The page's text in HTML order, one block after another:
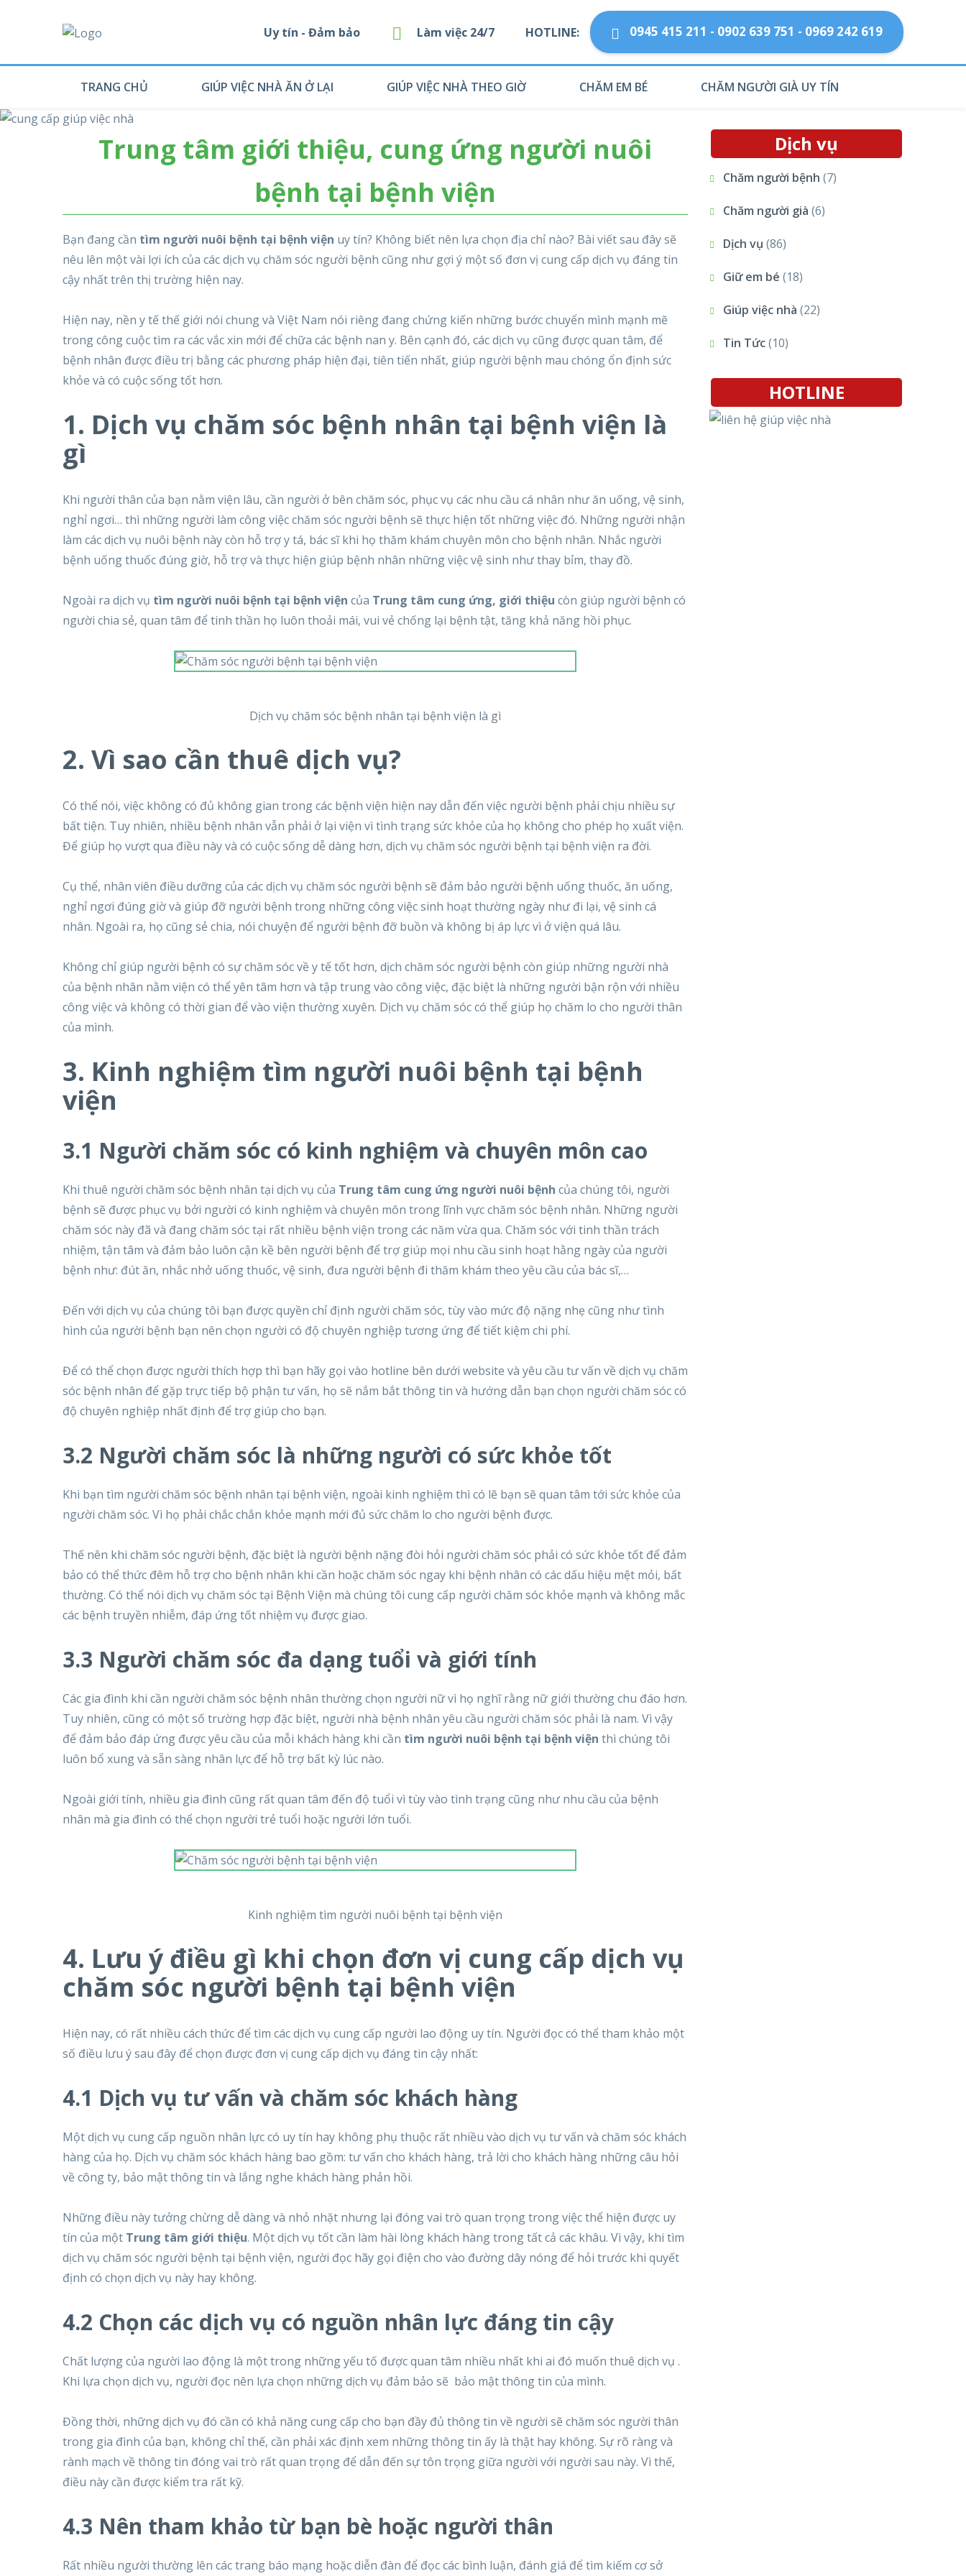
Uy tín - Đảm bảo Làm việc 24/7 HOTLINE: 0945 415 211 - 0902 639 751 - 0969 242 619
TRANG CHỦ GIÚP VIỆC NHÀ ĂN Ở LẠI GIÚP VIỆC NHÀ THEO GIỜ CHĂM EM BÉ CHĂM NGƯỜI GIÀ UY TÍN
Trung tâm giới thiệu, cung ứng người nuôi
bệnh tại bệnh viện
Bạn đang cần tìm người nuôi bệnh tại bệnh viện uy tín? Không biết nên lựa chọn địa chỉ nào? Bài viết sau đây sẽ
nêu lên một vài lợi ích của các dịch vụ chăm sóc người bệnh cũng như gợi ý một số đơn vị cung cấp dịch vụ đáng tin
cậy nhất trên thị trường hiện nay.
Hiện nay, nền y tế thế giới nói chung và Việt Nam nói riêng đang chứng kiến những bước chuyển mình mạnh mẽ
trong công cuộc tìm ra các vắc xin mới để chữa các bệnh nan y. Bên cạnh đó, các dịch vụ cũng được quan tâm, để
bệnh nhân được điều trị bằng các phương pháp hiện đại, tiên tiến nhất, giúp người bệnh mau chóng ổn định sức
khỏe và có cuộc sống tốt hơn.
1. Dịch vụ chăm sóc bệnh nhân tại bệnh viện là
gì
Khi người thân của bạn nằm viện lâu, cần người ở bên chăm sóc, phục vụ các nhu cầu cá nhân như ăn uống, vệ sinh,
nghỉ ngơi… thì những người làm công việc chăm sóc người bệnh sẽ thực hiện tốt những việc đó. Những người nhận
làm các dịch vụ nuôi bệnh này còn hỗ trợ y tá, bác sĩ khi họ thăm khám chuyên môn cho bệnh nhân. Nhắc người
bệnh uống thuốc đúng giờ, hỗ trợ và thực hiện giúp bệnh nhân những việc vệ sinh như thay bỉm, thay đồ.
Ngoài ra dịch vụ tìm người nuôi bệnh tại bệnh viện của Trung tâm cung ứng, giới thiệu còn giúp người bệnh có
người chia sẻ, quan tâm để tinh thần họ luôn thoải mái, vui vẻ chống lại bệnh tật, tăng khả năng hồi phục.
Dịch vụ chăm sóc bệnh nhân tại bệnh viện là gì
2. Vì sao cần thuê dịch vụ?
Có thể nói, việc không có đủ không gian trong các bệnh viện hiện nay dẫn đến việc người bệnh phải chịu nhiều sự
bất tiện. Tuy nhiên, nhiều bệnh nhân vẫn phải ở lại viện vì tình trạng sức khỏe của họ không cho phép họ xuất viện.
Để giúp họ vượt qua điều này và có cuộc sống dễ dàng hơn, dịch vụ chăm sóc người bệnh tại bệnh viện ra đời.
Cụ thể, nhân viên điều dưỡng của các dịch vụ chăm sóc người bệnh sẽ đảm bảo người bệnh uống thuốc, ăn uống,
nghỉ ngơi đúng giờ và giúp đỡ người bệnh trong những công việc sinh hoạt thường ngày như đi lại, vệ sinh cá
nhân. Ngoài ra, họ cũng sẻ chia, nói chuyện để người bệnh đỡ buồn và không bị áp lực vì ở viện quá lâu.
Không chỉ giúp người bệnh có sự chăm sóc về y tế tốt hơn, dịch chăm sóc người bệnh còn giúp những người nhà
của bệnh nhân nằm viện có thể yên tâm hơn và tập trung vào công việc, đặc biệt là những người bận rộn với nhiều
công việc và không có thời gian để vào viện thường xuyên. Dịch vụ chăm sóc có thể giúp họ chăm lo cho người thân
của mình.
3. Kinh nghiệm tìm người nuôi bệnh tại bệnh
viện
3.1 Người chăm sóc có kinh nghiệm và chuyên môn cao
Khi thuê người chăm sóc bệnh nhân tại dịch vụ của Trung tâm cung ứng người nuôi bệnh của chúng tôi, người
bệnh sẽ được phục vụ bởi người có kinh nghiệm và chuyên môn trong lĩnh vực chăm sóc bệnh nhân. Những người
chăm sóc này đã và đang chăm sóc tại rất nhiều bệnh viện trong các năm vừa qua. Chăm sóc với tinh thần trách
nhiệm, tận tâm và đảm bảo luôn cận kề bên người bệnh để trợ giúp mọi nhu cầu sinh hoạt hằng ngày của người
bệnh như: đút ăn, nhắc nhở uống thuốc, vệ sinh, đưa người bệnh đi thăm khám theo yêu cầu của bác sĩ,…
Đến với dịch vụ của chúng tôi bạn được quyền chỉ định người chăm sóc, tùy vào mức độ nặng nhẹ cũng như tình
hình của người bệnh bạn nên chọn người có độ chuyên nghiệp tương ứng để tiết kiệm chi phí.
Để có thể chọn được người thích hợp thì bạn hãy gọi vào hotline bên dưới website và yêu cầu tư vấn về dịch vụ chăm
sóc bệnh nhân để gặp trực tiếp bộ phận tư vấn, họ sẽ nắm bắt thông tin và hướng dẫn bạn chọn người chăm sóc có
độ chuyên nghiệp nhất định để trợ giúp cho bạn.
3.2 Người chăm sóc là những người có sức khỏe tốt
Khi bạn tìm người chăm sóc bệnh nhân tại bệnh viện, ngoài kinh nghiệm thì có lẽ bạn sẽ quan tâm tới sức khỏe của
người chăm sóc. Vì họ phải chắc chắn khỏe mạnh mới đủ sức chăm lo cho người bệnh được.
Thế nên khi chăm sóc người bệnh, đặc biệt là người bệnh nặng đòi hỏi người chăm sóc phải có sức khỏe tốt để đảm
bảo có thể thức đêm hỗ trợ cho bệnh nhân khi cần hoặc chăm sóc ngay khi bệnh nhân có các dấu hiệu mệt mỏi, bất
thường. Có thể nói dịch vụ chăm sóc tại Bệnh Viện mà chúng tôi cung cấp người chăm sóc khỏe mạnh và không mắc
các bệnh truyền nhiễm, đáp ứng tốt nhiệm vụ được giao.
3.3 Người chăm sóc đa dạng tuổi và giới tính
Các gia đình khi cần người chăm sóc bệnh nhân thường chọn người nữ vì họ nghĩ rằng nữ giới thường chu đáo hơn.
Tuy nhiên, cũng có một số trường hợp đặc biệt, người nhà bệnh nhân yêu cầu người chăm sóc phải là nam. Vì vậy
để đảm bảo đáp ứng được yêu cầu của mỗi khách hàng khi cần tìm người nuôi bệnh tại bệnh viện thì chúng tôi
luôn bổ xung và sẵn sàng nhân lực để hỗ trợ bất kỳ lúc nào.
Ngoài giới tính, nhiều gia đình cũng rất quan tâm đến độ tuổi vì tùy vào tình trạng cũng như nhu cầu của bệnh
nhân mà gia đình có thể chọn người trẻ tuổi hoặc người lớn tuổi.
Kinh nghiệm tìm người nuôi bệnh tại bệnh viện
4. Lưu ý điều gì khi chọn đơn vị cung cấp dịch vụ
chăm sóc người bệnh tại bệnh viện
Hiện nay, có rất nhiều cách thức để tìm các dịch vụ cung cấp người lao động uy tín. Người đọc có thể tham khảo một
số điều lưu ý sau đây để chọn được đơn vị cung cấp dịch vụ đáng tin cậy nhất:
4.1 Dịch vụ tư vấn và chăm sóc khách hàng
Một dịch vụ cung cấp nguồn nhân lực có uy tín hay không phụ thuộc rất nhiều vào dịch vụ tư vấn và chăm sóc khách
hàng của họ. Dịch vụ chăm sóc khách hàng bao gồm: tư vấn cho khách hàng, trả lời cho khách hàng những câu hỏi
về công ty, bảo mật thông tin và lắng nghe khách hàng phản hồi.
Những điều này tưởng chừng dễ dàng và nhỏ nhặt nhưng lại đóng vai trò quan trọng trong việc thể hiện được uy
tín của một Trung tâm giới thiệu. Một dịch vụ tốt cần làm hài lòng khách hàng trong tất cả các khâu. Vì vậy, khi tìm
dịch vụ chăm sóc người bệnh tại bệnh viện, người đọc hãy gọi điện cho vào đường dây nóng để hỏi trước khi quyết
định có chọn dịch vụ này hay không.
4.2 Chọn các dịch vụ có nguồn nhân lực đáng tin cậy
Chất lượng của người lao động là một trong những yếu tố được quan tâm nhiều nhất khi ai đó muốn thuê dịch vụ .
Khi lựa chọn dịch vụ, người đọc nên lựa chọn những dịch vụ đảm bảo sẽ bảo mật thông tin của mình.
Đồng thời, những dịch vụ đó cần có khả năng cung cấp cho bạn đầy đủ thông tin về người sẽ chăm sóc người thân
trong gia đình của bạn, không chỉ thế, cần phải xác định xem những thông tin ấy là thật hay không. Sự rõ ràng và
rành mạch về thông tin đóng vai trò rất quan trọng để dẫn đến sự tôn trọng giữa người với người sau này. Vì thế,
điều này cần được kiểm tra rất kỹ.
4.3 Nên tham khảo từ bạn bè hoặc người thân
Rất nhiều người thường lên các trang báo mạng hoặc diễn đàn để đọc các bình luận, đánh giá để tìm kiếm cơ sở
Dịch vụ
Chăm người bệnh (7)
Chăm người già (6)
Dịch vụ (86)
Giữ em bé (18)
Giúp việc nhà (22)
Tin Tức(10)
HOTLINE